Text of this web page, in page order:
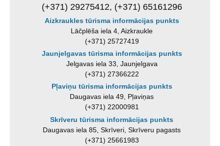
(+371) 29275412, (+371) 65161296
Aizkraukles tūrisma informācijas punkts
Lāčplēša iela 4, Aizkraukle
(+371) 25727419
Jaunjelgavas tūrisma informācijas punkts
Jelgavas iela 33, Jaunjelgava
(+371) 27366222
Pļaviņu tūrisma informācijas punkts
Daugavas iela 49, Pļaviņas
(+371) 22000981
Skrīveru tūrisma informācijas punkts
Daugavas iela 85, Skrīveri, Skrīveru pagasts
(+371) 25661983